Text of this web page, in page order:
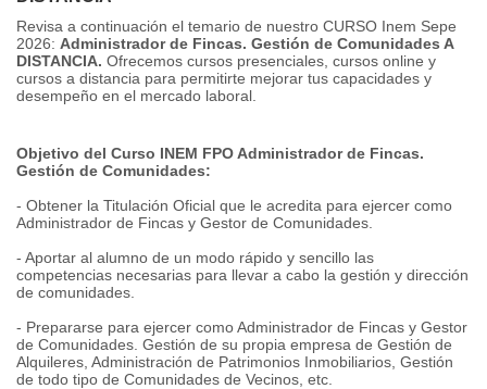
Revisa a continuación el temario de nuestro CURSO Inem Sepe
2026: Administrador de Fincas. Gestión de Comunidades A
DISTANCIA. Ofrecemos cursos presenciales, cursos online y
cursos a distancia para permitirte mejorar tus capacidades y
desempeño en el mercado laboral.
Objetivo del Curso INEM FPO Administrador de Fincas.
Gestión de Comunidades:
- Obtener la Titulación Oficial que le acredita para ejercer como
Administrador de Fincas y Gestor de Comunidades.
- Aportar al alumno de un modo rápido y sencillo las
competencias necesarias para llevar a cabo la gestión y dirección
de comunidades.
- Prepararse para ejercer como Administrador de Fincas y Gestor
de Comunidades. Gestión de su propia empresa de Gestión de
Alquileres, Administración de Patrimonios Inmobiliarios, Gestión
de todo tipo de Comunidades de Vecinos, etc.